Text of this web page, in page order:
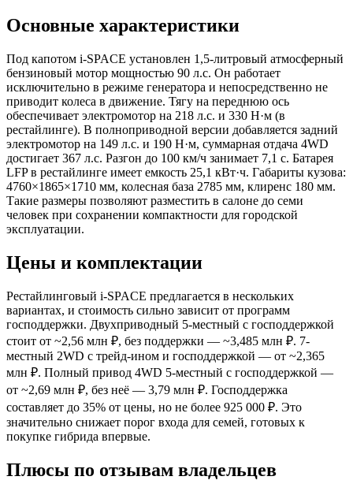
Основные характеристики
Под капотом i-SPACE установлен 1,5-литровый атмосферный
бензиновый мотор мощностью 90 л.с. Он работает
исключительно в режиме генератора и непосредственно не
приводит колеса в движение. Тягу на переднюю ось
обеспечивает электромотор на 218 л.с. и 330 Н·м (в
рестайлинге). В полноприводной версии добавляется задний
электромотор на 149 л.с. и 190 Н·м, суммарная отдача 4WD
достигает 367 л.с. Разгон до 100 км/ч занимает 7,1 с. Батарея
LFP в рестайлинге имеет емкость 25,1 кВт·ч. Габариты кузова:
4760×1865×1710 мм, колесная база 2785 мм, клиренс 180 мм.
Такие размеры позволяют разместить в салоне до семи
человек при сохранении компактности для городской
эксплуатации.
Цены и комплектации
Рестайлинговый i-SPACE предлагается в нескольких
вариантах, и стоимость сильно зависит от программ
господдержки. Двухприводный 5-местный с господдержкой
стоит от ~2,56 млн ₽, без поддержки — ~3,485 млн ₽. 7-
местный 2WD с трейд-ином и господдержкой — от ~2,365
млн ₽. Полный привод 4WD 5-местный с господдержкой —
от ~2,69 млн ₽, без неё — 3,79 млн ₽. Господдержка
составляет до 35% от цены, но не более 925 000 ₽. Это
значительно снижает порог входа для семей, готовых к
покупке гибрида впервые.
Плюсы по отзывам владельцев